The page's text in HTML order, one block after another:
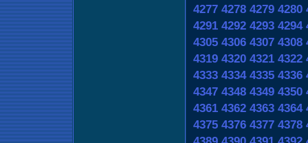
4277 4278 4279 4280
4291 4292 4293 4294
4305 4306 4307 4308
4319 4320 4321 4322
4333 4334 4335 4336
4347 4348 4349 4350
4361 4362 4363 4364
4375 4376 4377 4378